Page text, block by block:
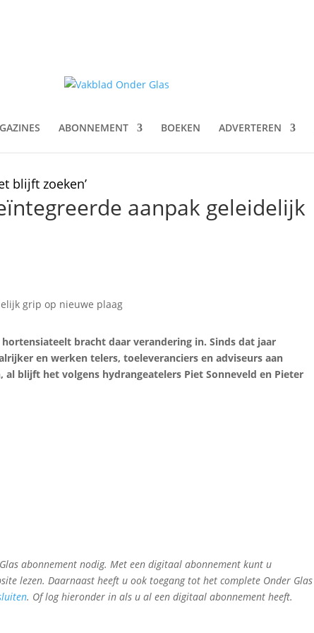
ABONNEMENT BOEKEN ADVERTEREN
blijft zoeken’
aanpak geleidelijk
bracht daar verandering in. Sinds dat jaar
en werken telers, toeleveranciers en adviseurs aan
blijft het volgens hydrangeatelers Piet Sonneveld en Pieter
abonnement nodig. Met een digitaal abonnement kunt u
lezen. Daarnaast heeft u ook toegang tot het complete Onder Glas
. Of log hieronder in als u al een digitaal abonnement heeft.